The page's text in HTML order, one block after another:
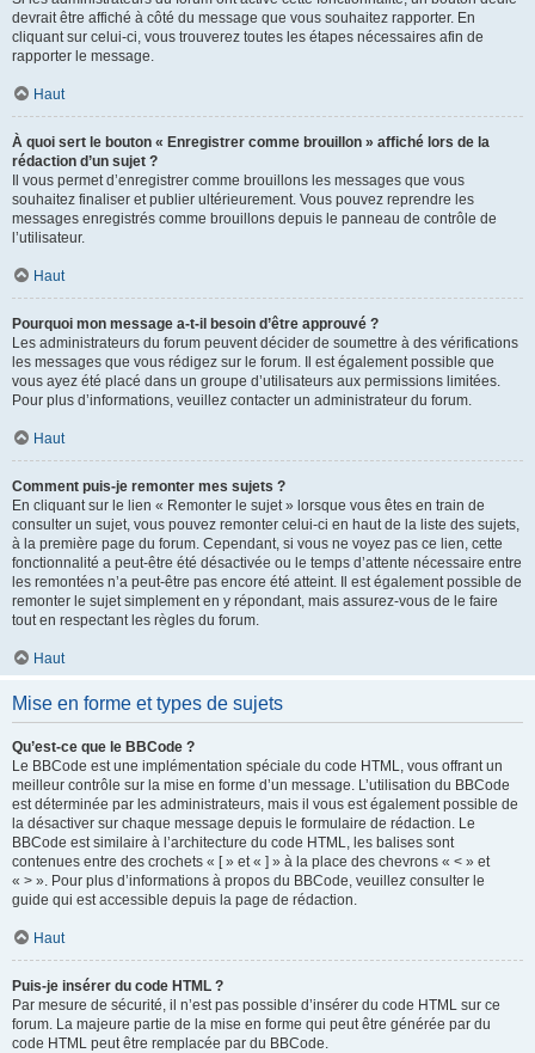
devrait être affiché à côté du message que vous souhaitez rapporter. En
cliquant sur celui-ci, vous trouverez toutes les étapes nécessaires afin de
rapporter le message.
Haut
À quoi sert le bouton « Enregistrer comme brouillon » affiché lors de la
rédaction d’un sujet ?
Il vous permet d’enregistrer comme brouillons les messages que vous
souhaitez finaliser et publier ultérieurement. Vous pouvez reprendre les
messages enregistrés comme brouillons depuis le panneau de contrôle de
l’utilisateur.
Haut
Pourquoi mon message a-t-il besoin d’être approuvé ?
Les administrateurs du forum peuvent décider de soumettre à des vérifications
les messages que vous rédigez sur le forum. Il est également possible que
vous ayez été placé dans un groupe d’utilisateurs aux permissions limitées.
Pour plus d’informations, veuillez contacter un administrateur du forum.
Haut
Comment puis-je remonter mes sujets ?
En cliquant sur le lien « Remonter le sujet » lorsque vous êtes en train de
consulter un sujet, vous pouvez remonter celui-ci en haut de la liste des sujets,
à la première page du forum. Cependant, si vous ne voyez pas ce lien, cette
fonctionnalité a peut-être été désactivée ou le temps d’attente nécessaire entre
les remontées n’a peut-être pas encore été atteint. Il est également possible de
remonter le sujet simplement en y répondant, mais assurez-vous de le faire
tout en respectant les règles du forum.
Haut
Mise en forme et types de sujets
Qu’est-ce que le BBCode ?
Le BBCode est une implémentation spéciale du code HTML, vous offrant un
meilleur contrôle sur la mise en forme d’un message. L’utilisation du BBCode
est déterminée par les administrateurs, mais il vous est également possible de
la désactiver sur chaque message depuis le formulaire de rédaction. Le
BBCode est similaire à l’architecture du code HTML, les balises sont
contenues entre des crochets « [ » et « ] » à la place des chevrons « < » et
« > ». Pour plus d’informations à propos du BBCode, veuillez consulter le
guide qui est accessible depuis la page de rédaction.
Haut
Puis-je insérer du code HTML ?
Par mesure de sécurité, il n’est pas possible d’insérer du code HTML sur ce
forum. La majeure partie de la mise en forme qui peut être générée par du
code HTML peut être remplacée par du BBCode.